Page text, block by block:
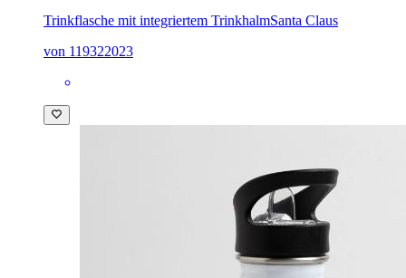
Trinkflasche mit integriertem TrinkhalmSanta Claus
von 119322023